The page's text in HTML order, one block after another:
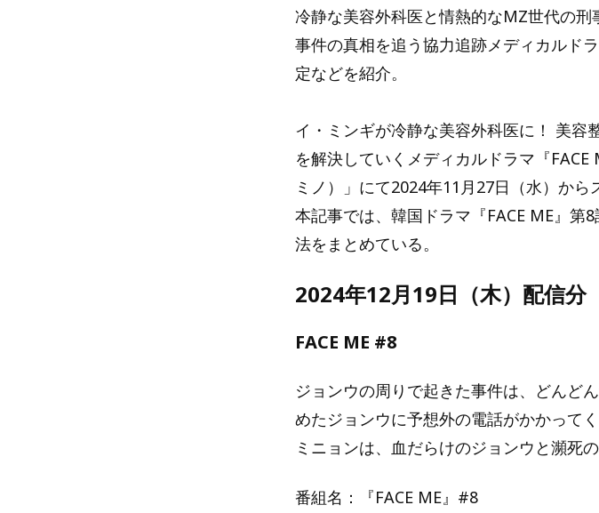
冷静な美容外科医と情熱的なMZ世代の刑
事件の真相を追う協力追跡メディカルド
定などを紹介。
イ・ミンギが冷静な美容外科医に！ 美
を解決していくメディカルドラマ『
ミノ）」にて2024年11月27日（水）から
本記事では、韓国ドラマ『FACE ME』
法をまとめている。
2024年12月19日（木）配信分
FACE ME #8
ジョンウの周りで起きた事件は、どんど
めたジョンウに予想外の電話がかかって
ミニョンは、血だらけのジョンウと瀕死
番組名：『FACE ME』#8